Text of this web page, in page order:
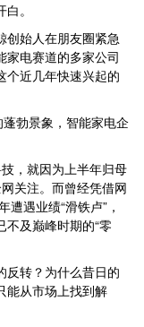
。
创始人在朋友圈紧急
电赛道的多家公司
个近几年快速兴起的
勃景象，智能家电企
，就因为上半年归母
关注。而曾经凭借网
遇业绩“滑铁卢”，
不及巅峰时期的“零
反转？为什么昔日的
能从市场上找到解